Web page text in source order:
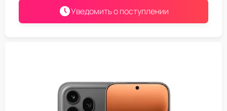
Уведомить о поступлении